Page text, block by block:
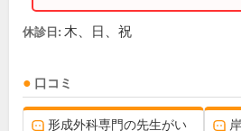
休診日: 木、日、祝
口コミ
形成外科専門の先生がい